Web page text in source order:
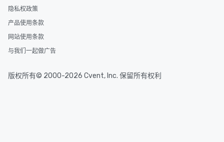
隐私权政策
产品使用条款
网站使用条款
与我们一起做广告
版权所有© 2000-2026 Cvent, Inc. 保留所有权利